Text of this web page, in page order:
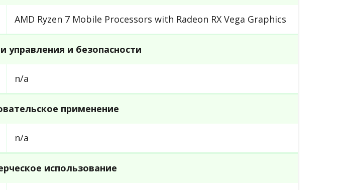
AMD Ryzen 7 Mobile Processors with Radeon RX Vega Graphics
управления и безопасности
n/a
применение
n/a
использование